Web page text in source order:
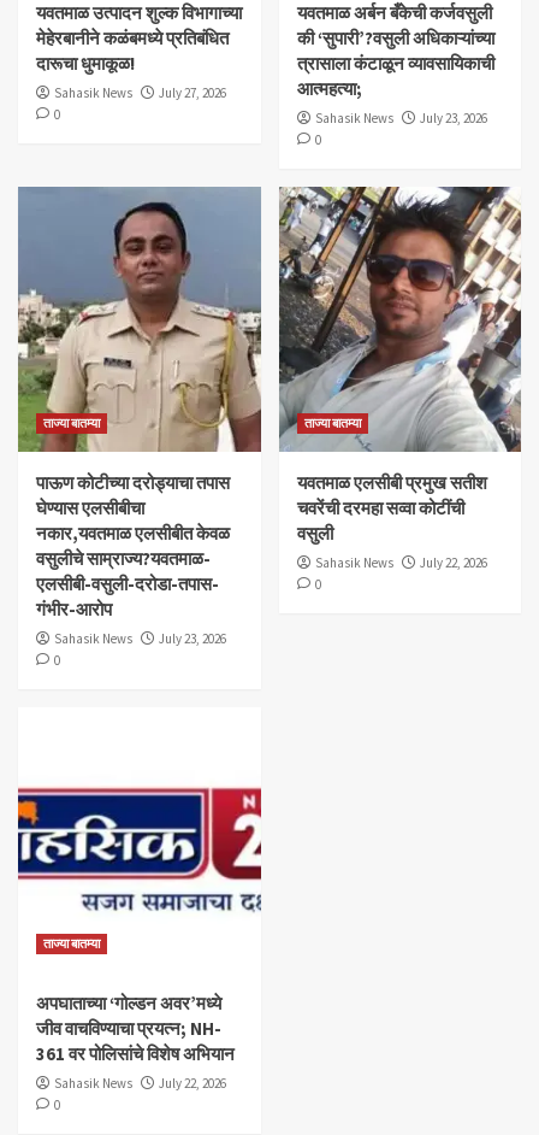
यवतमाळ उत्पादन शुल्क विभागाच्या
मेहेरबानीने कळंबमध्ये प्रतिबंधित
दारूचा धुमाकूळ!
Sahasik News
July 27, 2026
0
​यवतमाळ अर्बन बँकेची कर्जवसुली
की ‘सुपारी’?वसुली अधिकाऱ्यांच्या
त्रासाला कंटाळून व्यावसायिकाची
आत्महत्या;
Sahasik News
July 23, 2026
0
ताज्या बातम्या
पाऊण कोटीच्या दरोड्याचा तपास
घेण्यास एलसीबीचा
नकार,यवतमाळ एलसीबीत केवळ
वसुलीचे साम्राज्य?यवतमाळ-
एलसीबी-वसुली-दरोडा-तपास-
गंभीर-आरोप
Sahasik News
July 23, 2026
0
ताज्या बातम्या
यवतमाळ एलसीबी प्रमुख सतीश
चवरेंची दरमहा सव्वा कोटींची
वसुली
Sahasik News
July 22, 2026
0
ताज्या बातम्या
अपघाताच्या ‘गोल्डन अवर’मध्ये
जीव वाचविण्याचा प्रयत्न; NH-
361 वर पोलिसांचे विशेष अभियान
Sahasik News
July 22, 2026
0